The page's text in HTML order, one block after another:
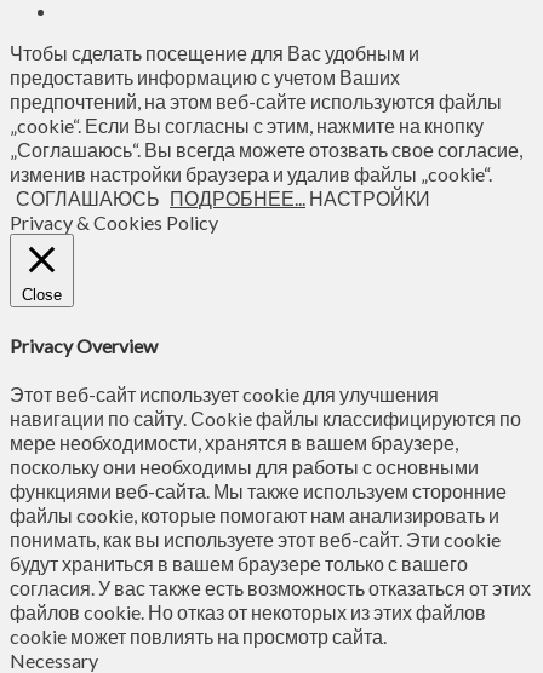
Чтобы сделать посещение для Вас удобным и
предоставить информацию с учетом Ваших
предпочтений, на этом веб-сайте используются файлы
„cookie“. Если Вы согласны с этим, нажмите на кнопку
„Соглашаюсь“. Вы всегда можете отозвать свое согласие,
изменив настройки браузера и удалив файлы „cookie“.
СОГЛАШАЮСЬ ПОДРОБНЕЕ... НАСТРОЙКИ
Privacy & Cookies Policy
Close
Privacy Overview
Этот веб-сайт использует cookie для улучшения
навигации по сайту. Сookie файлы классифицируются по
мере необходимости, хранятся в вашем браузере,
поскольку они необходимы для работы с основными
функциями веб-сайта. Мы также используем сторонние
файлы cookie, которые помогают нам анализировать и
понимать, как вы используете этот веб-сайт. Эти cookie
будут храниться в вашем браузере только с вашего
согласия. У вас также есть возможность отказаться от этих
файлов cookie. Но отказ от некоторых из этих файлов
cookie может повлиять на просмотр сайта.
Necessary